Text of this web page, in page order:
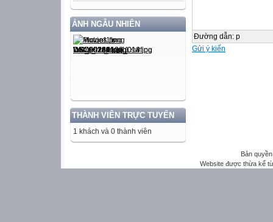
ẢNH NGẪU NHIÊN
THÀNH VIÊN TRỰC TUYẾN
1 khách và 0 thành viên
Đường dẫn: p
Gửi ý kiến
Bản
Website được thừa kế